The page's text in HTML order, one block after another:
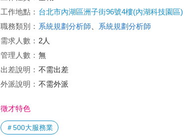
工作地點： 台北市內湖區洲子街96號4樓(內湖科技園區)
職務類別： 系統規劃分析師
系統規劃分析師
需求人數： 2人
管理人數： 無
出差說明： 不需出差
外派說明： 不需外派
徵才特色
＃500大服務業